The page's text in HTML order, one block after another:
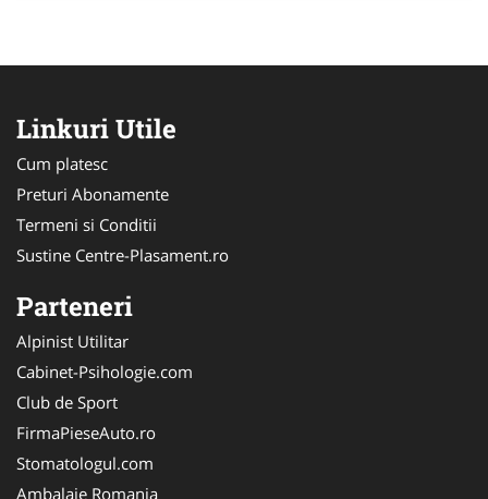
Linkuri Utile
Cum platesc
Preturi Abonamente
Termeni si Conditii
Sustine Centre-Plasament.ro
Parteneri
Alpinist Utilitar
Cabinet-Psihologie.com
Club de Sport
FirmaPieseAuto.ro
Stomatologul.com
Ambalaje Romania